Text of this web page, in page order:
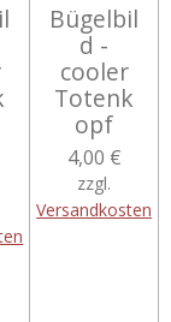
Bügelbil
d -
cooler
Totenk
opf
4,00 €
zzgl.
Versandkosten